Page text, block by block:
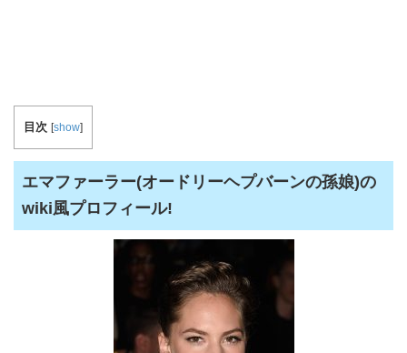
目次 [show]
エマファーラー(オードリーヘプバーンの孫娘)の
wiki風プロフィール!